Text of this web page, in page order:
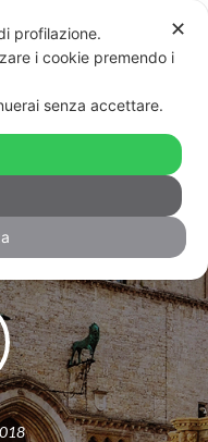
omo-
Regione e
✕
profilazione.
i cookie premendo i
senza accettare.